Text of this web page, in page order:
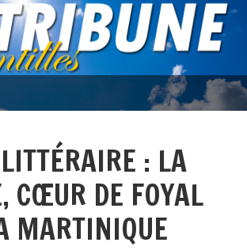
: LA
CŒUR DE FOYAL
MARTINIQUE